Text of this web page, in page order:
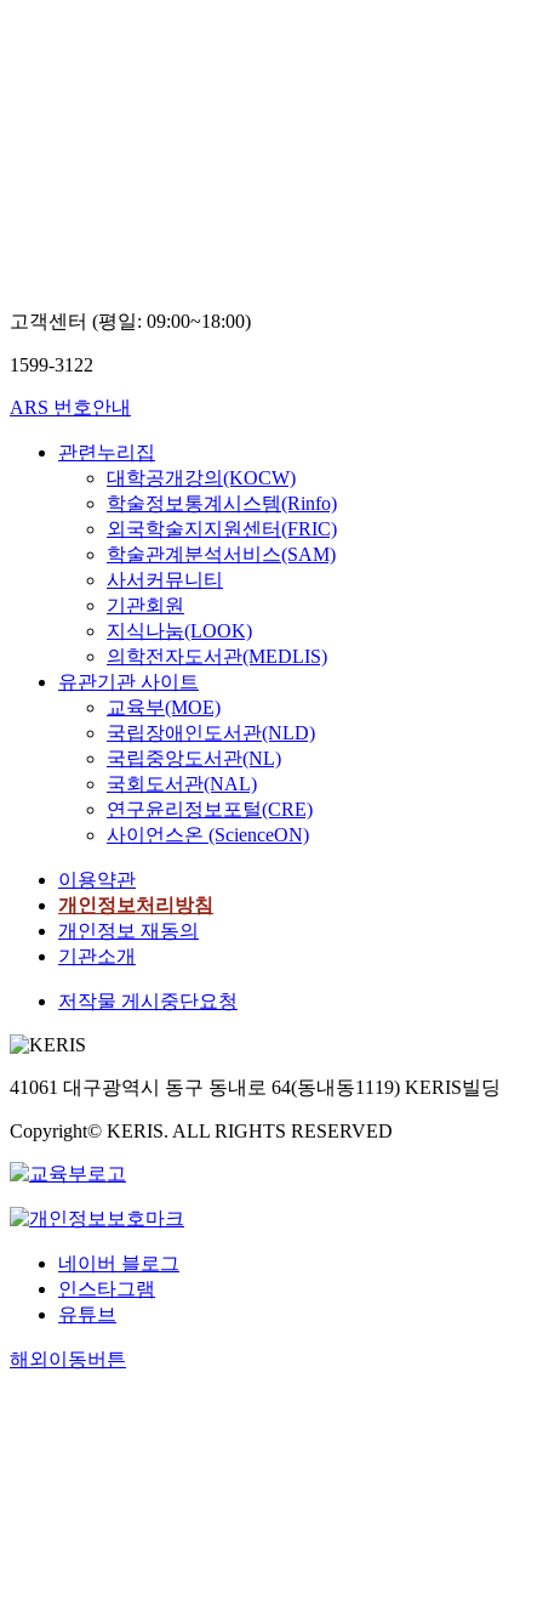
고객센터 (평일: 09:00~18:00)
1599-3122
ARS 번호안내
관련누리집
대학공개강의(KOCW)
학술정보통계시스템(Rinfo)
외국학술지지원센터(FRIC)
학술관계분석서비스(SAM)
사서커뮤니티
기관회원
지식나눔(LOOK)
의학전자도서관(MEDLIS)
유관기관 사이트
교육부(MOE)
국립장애인도서관(NLD)
국립중앙도서관(NL)
국회도서관(NAL)
연구윤리정보포털(CRE)
사이언스온 (ScienceON)
이용약관
개인정보처리방침
개인정보 재동의
기관소개
저작물 게시중단요청
41061 대구광역시 동구 동내로 64(동내동1119) KERIS빌딩
Copyright© KERIS. ALL RIGHTS RESERVED
네이버 블로그
인스타그램
유튜브
해외이동버튼